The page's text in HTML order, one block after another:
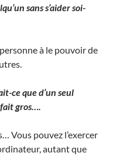
sans s’aider soi-
à le pouvoir de
ce que d’un seul
gros….
Vous pouvez l’exercer
autant que